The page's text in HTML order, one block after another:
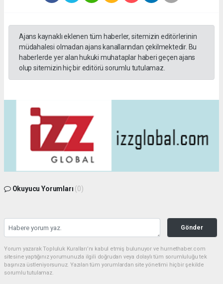
Ajans kaynaklı eklenen tüm haberler, sitemizin editörlerinin
müdahalesi olmadan ajans kanallarından çekilmektedir. Bu
haberlerde yer alan hukuki muhataplar haberi geçen ajans
olup sitemizin hiç bir editörü sorumlu tutulamaz.
Okuyucu Yorumları (0)
Gönder
Yorum yazarak Topluluk Kuralları’nı kabul etmiş bulunuyor ve hurnethaber.com
sitesine yaptığınız yorumunuzla ilgili doğrudan veya dolaylı tüm sorumluluğu tek
başınıza üstleniyorsunuz. Yazılan tüm yorumlardan site yönetimi hiçbir şekilde
sorumlu tutulamaz.